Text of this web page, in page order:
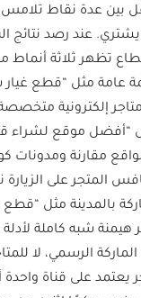
بين عدة نقاط
عند رصد نتائج
تظهر ثلاثة أنماط
عامة مثل “قطع غيار
إلكترونية
“أفضل موقع لشراء
مقارنة ومدونات
المتجر على الزيارة
بالمدينة مثل “قطع
شبه كاملة لأدلة
الرسمي، لا
يعتمد على قناة واحدة